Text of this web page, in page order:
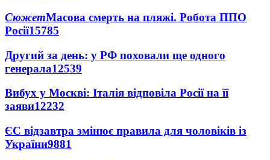
СюжетМасова смерть на пляжі. Робота ППО
Росії15785
Другий за день: у РФ поховали ще одного
генерала12539
Вибух у Москві: Італія відповіла Росії на її
заяви12232
ЄС відзавтра змінює правила для чоловіків із
України9881